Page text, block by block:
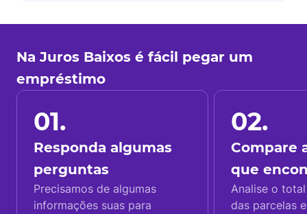
Na Juros Baixos é fácil pegar um
empréstimo
01.
Responda algumas
perguntas
Precisamos de algumas
informações suas para
02.
Compare
que
Analise o
das parcelas